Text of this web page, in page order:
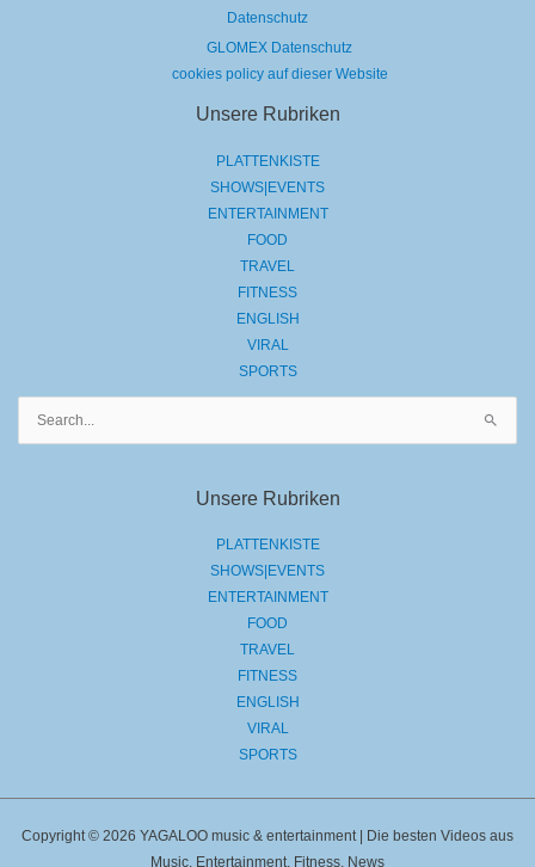
Datenschutz
GLOMEX Datenschutz
cookies policy auf dieser Website
Unsere Rubriken
PLATTENKISTE
SHOWS|EVENTS
ENTERTAINMENT
FOOD
TRAVEL
FITNESS
ENGLISH
VIRAL
SPORTS
Unsere Rubriken
PLATTENKISTE
SHOWS|EVENTS
ENTERTAINMENT
FOOD
TRAVEL
FITNESS
ENGLISH
VIRAL
SPORTS
Copyright © 2026 YAGALOO music & entertainment | Die besten Videos aus
Music, Entertainment, Fitness, News